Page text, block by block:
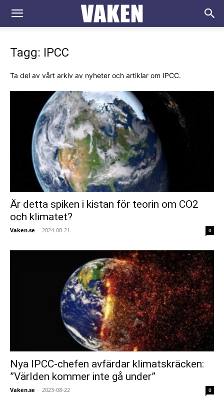
VAKEN.se
Tagg: IPCC
Ta del av vårt arkiv av nyheter och artiklar om IPCC.
Är detta spiken i kistan för teorin om CO2
och klimatet?
Vaken.se - 2024-08-21 0
Nya IPCC-chefen avfärdar klimatskräcken:
”Världen kommer inte gå under”
Vaken.se - 2023-08-22 0